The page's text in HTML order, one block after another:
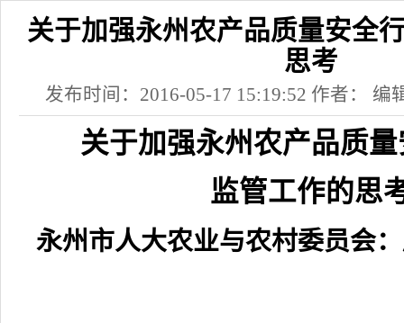
关于加强永州农产品质量安全
思考
发布时间：2016-05-17 15:19:52 作者： 编
关于加强永州农产品质
监管工作的思
永州市人大农业与农村委员会